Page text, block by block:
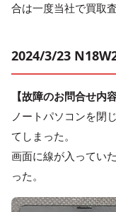
合は一度当社で買取
2024/3/23
【故障のお問合せ内容
ノートパソコンを閉
てしまった。
画面に線が入ってい
った。